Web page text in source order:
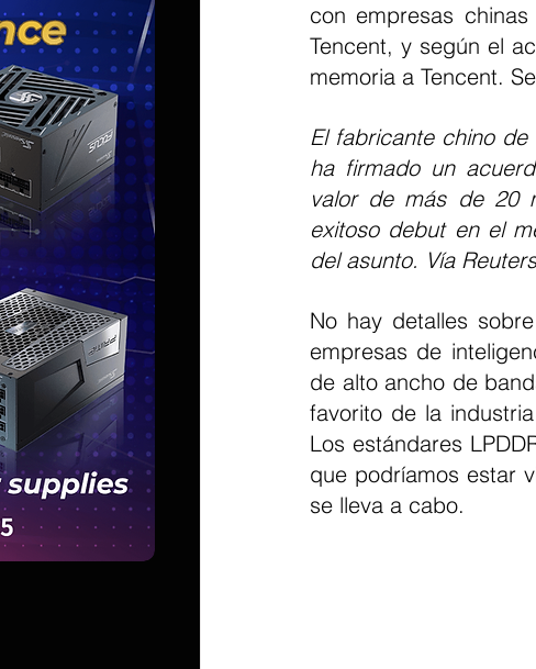
con empresas
Tencent, y según el
memoria a Tencent.
El fabricante chino de
ha firmado un
valor de más de 20
exitoso debut en el
del asunto. Vía Reuters
No hay detalles
empresas de
de alto ancho de
favorito de la
Los estándares
que podríamos estar
se lleva a cabo.